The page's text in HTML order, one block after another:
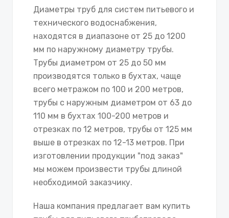
Диаметры труб для систем питьевого и
технического водоснабжения,
находятся в диапазоне от 25 до 1200
мм по наружному диаметру трубы.
Трубы диаметром от 25 до 50 мм
производятся только в бухтах, чаще
всего метражом по 100 и 200 метров,
трубы с наружным диаметром от 63 до
110 мм в бухтах 100-200 метров и
отрезках по 12 метров, трубы от 125 мм
выше в отрезках по 12-13 метров. При
изготовлении продукции "под заказ"
мы можем произвести трубы длиной
необходимой заказчику.
Наша компания предлагает вам купить